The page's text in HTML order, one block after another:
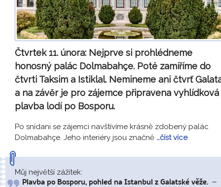
Čtvrtek 11. února: Nejprve si prohlédneme
honosný palác Dolmabahçe. Poté zamíříme do
čtvrti Taksim a Istiklal. Nemineme ani čtvrť
a na závěr je pro zájemce připravena vyhlídková
plavba lodí po Bosporu.
Po snídani se zájemci navštívíme krásně zdobený palác
Dolmabahçe. Jeho interiéry jsou značně …číst více
Můj největší zážitek:
Plavba po Bosporu, pohled na Istanbul z Galatské věže. –